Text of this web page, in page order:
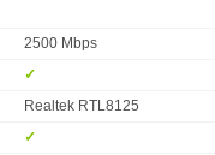
2500 Mbps
✓︎
Realtek RTL8125
✓︎